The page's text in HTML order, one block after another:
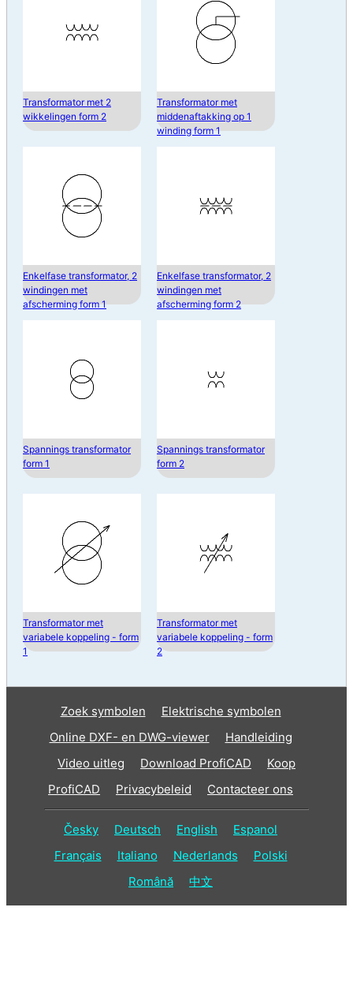
Transformator met 2
wikkelingen form 2
Transformator met
middenaftakking op 1
winding form 1
Enkelfase transformator, 2
windingen met
afscherming form 1
Enkelfase transformator, 2
windingen met
afscherming form 2
Spannings transformator
form 1
Spannings transformator
form 2
Transformator met
variabele koppeling - form
1
Transformator met
variabele koppeling - form
2
Zoek symbolen
Elektrische symbolen
Online DXF- en DWG-viewer
Handleiding
Video uitleg
Download ProfiCAD
Koop
ProfiCAD
Privacybeleid Contacteer ons
Česky Deutsch English
Espanol
Français
Italiano Nederlands
Polski
Română
中文